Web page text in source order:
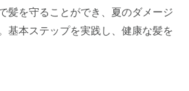
髪を守ることができ、夏のダメージ
基本ステップを実践し、健康な髪を